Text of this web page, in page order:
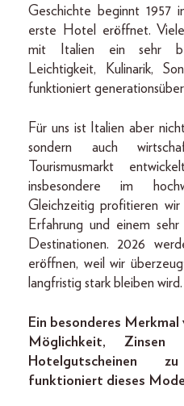
Geschichte beginnt 1957
erste Hotel eröffnet.
mit Italien ein sehr
Leichtigkeit, Kulinarik,
funktioniert
Für uns ist Italien aber
sondern auch
Tourismusmarkt
insbesondere im
Gleichzeitig profitieren
Erfahrung und einem
Destinationen. 2026
eröffnen, weil wir
langfristig stark bleiben wird.
Ein besonderes
Möglichkeit,
Hotelgutscheinen
funktioniert dieses